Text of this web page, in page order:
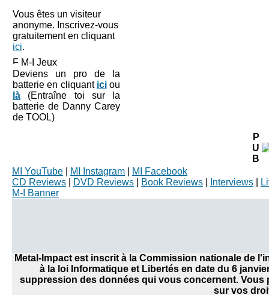
Vous êtes un visiteur
anonyme. Inscrivez-vous
gratuitement en cliquant
ici.
M-I Jeux
Deviens un pro de la
batterie en cliquant iciou
là (Entraîne toi sur la
batterie de Danny Carey
de TOOL)
P
U
B
MI YouTube
MI Instagram
MI Facebook
CD Reviews
DVD Reviews Book Reviews Interviews
M-I Banner
Metal-Impact est inscrit à la Commission nationale de
à la loi Informatique et Libertés en date du 6
suppression des données qui vous concernent.
sur vos